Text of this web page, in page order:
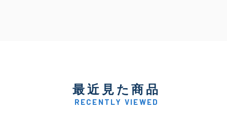
最近見た商品
RECENTLY VIEWED